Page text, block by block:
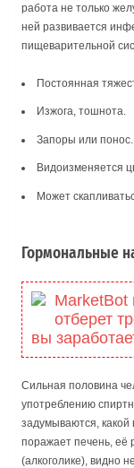
работа не только
ней развивается
пищеварительной
Постоянная
Изжога, тошнота.
Запоры или понос.
Видоизменяется
Может
Гормональные
MarketBot
отберет
вы
Сильная половина
употреблению
задумываются, какой
поражает печень, её
(алкоголике), видно